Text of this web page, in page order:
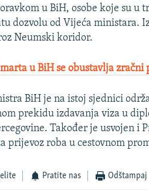
u BiH, osobe koje su u
dozvolu od Vijeća ministara.
Neumski koridor.
u BiH se obustavlja zračni
BiH je na istoj sjednici
prekidu izdavanja viza u
Također je usvojen
prijevoz roba u cestovnom
Pratite nas Odštampaj